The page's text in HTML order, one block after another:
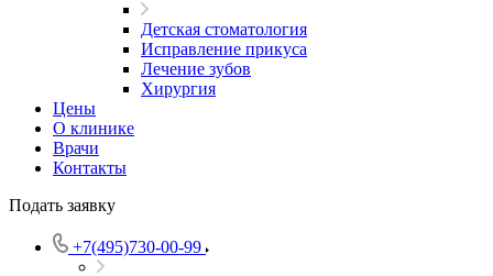
Детская стоматология
Исправление прикуса
Лечение зубов
Хирургия
Цены
О клинике
Врачи
Контакты
Подать заявку
+7(495)730-00-99